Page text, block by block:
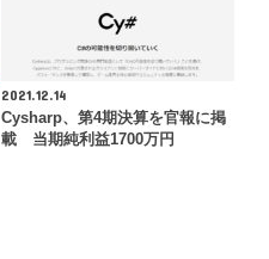
2021.12.14
Cysharp、第4期決算を官報に掲
載 当期純利益1700万円